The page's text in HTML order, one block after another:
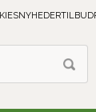
NYHEDERTILBUD